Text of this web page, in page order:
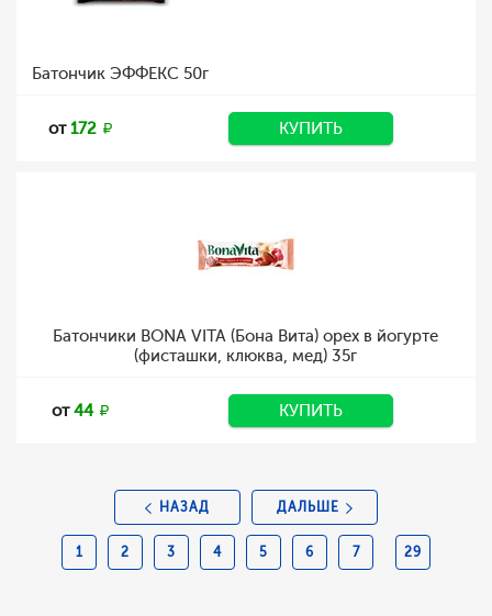
Батончик ЭФФЕКС 50г
от172 КУПИТЬ
Батончики BONA VITA (Бона Вита) орех в йогурте
(фисташки, клюква, мед) 35г
от44 КУПИТЬ
НАЗАД
1 2 3 4 5 6 7 29
ДАЛЬШЕ